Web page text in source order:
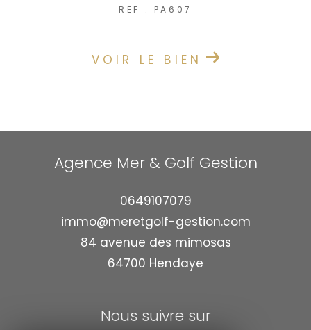
REF : PA607
VOIR LE BIEN
Agence Mer & Golf Gestion
0649107079
immo@meretgolf-gestion.com
84 avenue des mimosas
64700
hendaye
Nous suivre sur